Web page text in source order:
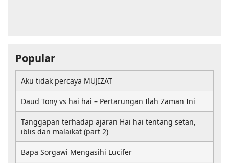
Popular
Aku tidak percaya MUJIZAT
Daud Tony vs hai hai – Pertarungan Ilah Zaman Ini
Tanggapan terhadap ajaran Hai hai tentang setan,
iblis dan malaikat (part 2)
Bapa Sorgawi Mengasihi Lucifer